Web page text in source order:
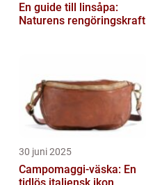
En guide till linsåpa:
Naturens rengöringskraft
30 juni 2025
Campomaggi-väska: En